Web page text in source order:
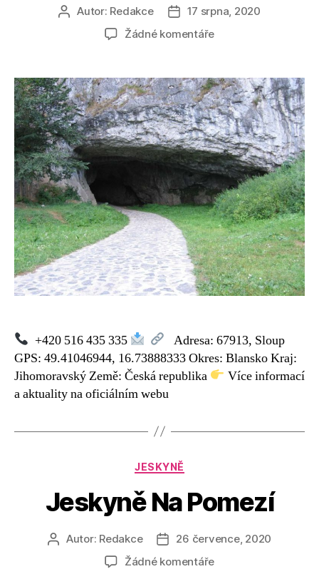
Autor
příspěvku
Autor: Redakce
Datum
příspěvku
17 srpna, 2020
Žádné komentářeu
názvem
Sloupsko-
šošůvské
jeskyně
+420 516 435 335
Adresa: 67913, Sloup
GPS: 49.41046944, 16.73888333 Okres: Blansko Kraj:
Jihomoravský Země: Česká republika
Více informací
a aktuality na oficiálním webu
Rubriky
JESKYNĚ
Jeskyně Na Pomezí
AutorAutor: Redakce
Datum
příspěvku
26 července, 2020
Žádné komentářeu